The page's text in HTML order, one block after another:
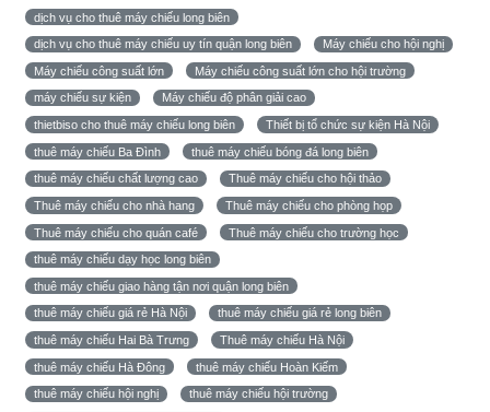
dịch vụ cho thuê máy chiếu long biên
dịch vụ cho thuê máy chiếu uy tín quận long biên Máy chiếu cho hội nghị
Máy chiếu công suất lớn Máy chiếu công suất lớn cho hội trường
máy chiếu sự kiện Máy chiếu độ phân giải cao
thietbiso cho thuê máy chiếu long biên Thiết bị tổ chức sự kiện Hà Nội
thuê máy chiếu Ba Đình thuê máy chiếu bóng đá long biên
thuê máy chiếu chất lượng cao Thuê máy chiếu cho hội thảo
Thuê máy chiếu cho nhà hang Thuê máy chiếu cho phòng họp
Thuê máy chiếu cho quán café Thuê máy chiếu cho trường học
thuê máy chiếu dạy học long biên
thuê máy chiếu giao hàng tận nơi quận long biên
thuê máy chiếu giá rẻ Hà Nội thuê máy chiếu giá rẻ long biên
thuê máy chiếu Hai Bà Trưng Thuê máy chiếu Hà Nội
thuê máy chiếu Hà Đông thuê máy chiếu Hoàn Kiếm
thuê máy chiếu hội nghị thuê máy chiếu hội trường